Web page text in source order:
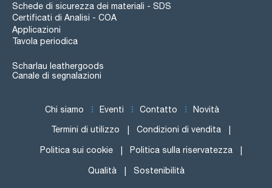
Schede di sicurezza dei materiali - SDS
Certificati di Analisi - COA
Applicazioni
Tavola periodica
Scharlau leathergoods
Canale di segnalazioni
Chi siamo Eventi Contatto Novità
Termini di utilizzo Condizioni di vendita
Politica sui cookie Politica sulla riservatezza
Qualità Sostenibilità